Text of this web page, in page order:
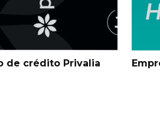
de crédito Privalia